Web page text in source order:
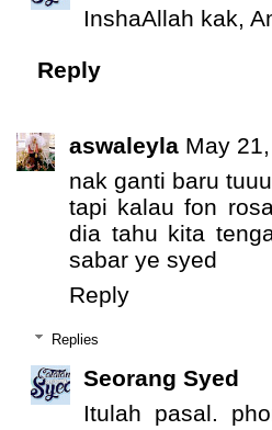
InshaAllah kak,
Reply
aswaleyla May
nak ganti baru
tapi kalau fon
dia tahu kita
sabar ye syed
Reply
Replies
Seorang Syed
Itulah pasal.